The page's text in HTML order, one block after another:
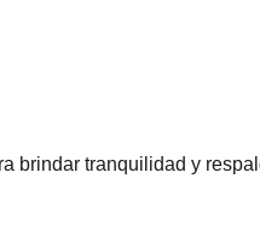
brindar tranquilidad y